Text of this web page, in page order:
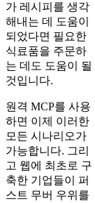
가 레시피를 생각
해내는 데 도움이
되었다면 필요한
식료품을 주문하
는 데도 도움이 될
것입니다.
원격 MCP를 사용
하면 이제 이러한
모든 시나리오가
가능합니다. 그리
고 웹에 최초로 구
축한 기업들이 퍼
스트 무버 우위를